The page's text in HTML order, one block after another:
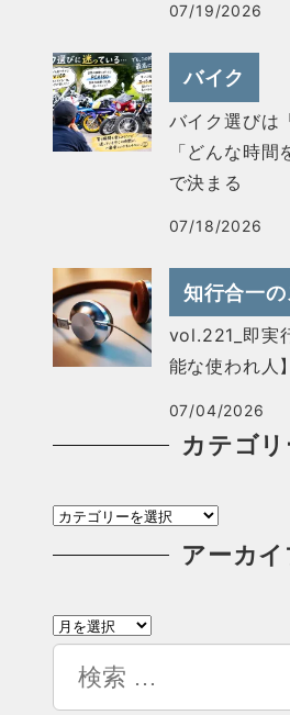
07/19/2026
バイク
バイク選びは
「どんな時間
で決まる
07/18/2026
知行合一の
vol.221_即実
能な使われ人
07/04/2026
カテゴリ
カ
テ
リ
アーカ
ア
カ
索